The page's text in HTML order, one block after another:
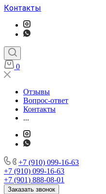
Контакты
0
Отзывы
Вопрос-ответ
Контакты
...
+7 (910) 099-16-63
+7 (910) 099-16-63
+7 (901) 888-08-01
Заказать звонок